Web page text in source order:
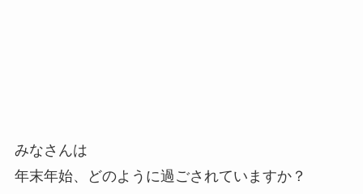
みなさんは
年末年始、どのように過ごされていますか？